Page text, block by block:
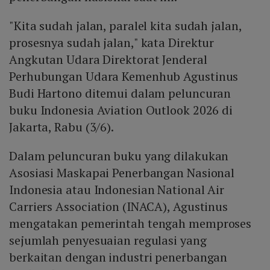
"Kita sudah jalan, paralel kita sudah jalan,
prosesnya sudah jalan," kata Direktur
Angkutan Udara Direktorat Jenderal
Perhubungan Udara Kemenhub Agustinus
Budi Hartono ditemui dalam peluncuran
buku Indonesia Aviation Outlook 2026 di
Jakarta, Rabu (3/6).
Dalam peluncuran buku yang dilakukan
Asosiasi Maskapai Penerbangan Nasional
Indonesia atau Indonesian National Air
Carriers Association (INACA), Agustinus
mengatakan pemerintah tengah memproses
sejumlah penyesuaian regulasi yang
berkaitan dengan industri penerbangan